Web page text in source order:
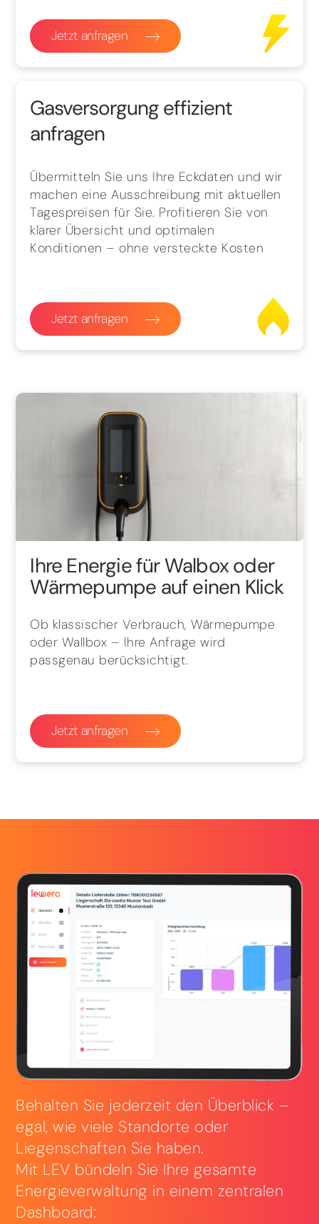
Jetzt anfragen
Gasversorgung effizient
anfragen
Übermitteln Sie uns Ihre Eckdaten und wir
machen eine Ausschreibung mit aktuellen
Tagespreisen für Sie. Profitieren Sie von
klarer Übersicht und optimalen
Konditionen – ohne versteckte Kosten
Jetzt anfragen
Ihre Energie für Walbox oder
Wärmepumpe auf einen Klick
Ob klassischer Verbrauch, Wärmepumpe
oder Wallbox – Ihre Anfrage wird
passgenau berücksichtigt.
Jetzt anfragen
Behalten Sie jederzeit den Überblick –
egal, wie viele Standorte oder
Liegenschaften Sie haben.
Mit LEV bündeln Sie Ihre gesamte
Energieverwaltung in einem zentralen
Dashboard: